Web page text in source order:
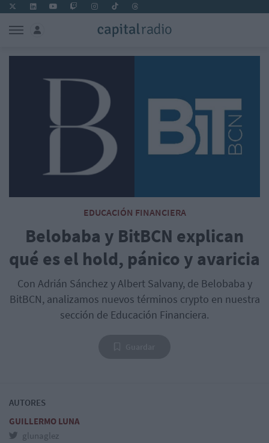
EDUCACIÓN FINANCIERA
Belobaba y BitBCN explican
qué es el hold, pánico y avaricia
Con Adrián Sánchez y Albert Salvany, de Belobaba y
BitBCN, analizamos nuevos términos crypto en nuestra
sección de Educación Financiera.
AUTORES
GUILLERMO LUNA
glunaglez